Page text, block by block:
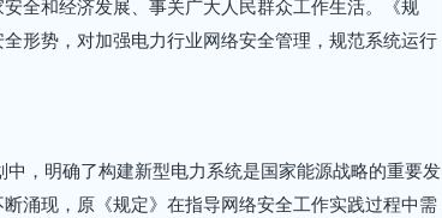
全和经济发展、事关广大人民群众工作生活。《规
形势，对加强电力行业网络安全管理，规范系统运行
，明确了构建新型电力系统是国家能源战略的重要发
涌现，原《规定》在指导网络安全工作实践过程中需